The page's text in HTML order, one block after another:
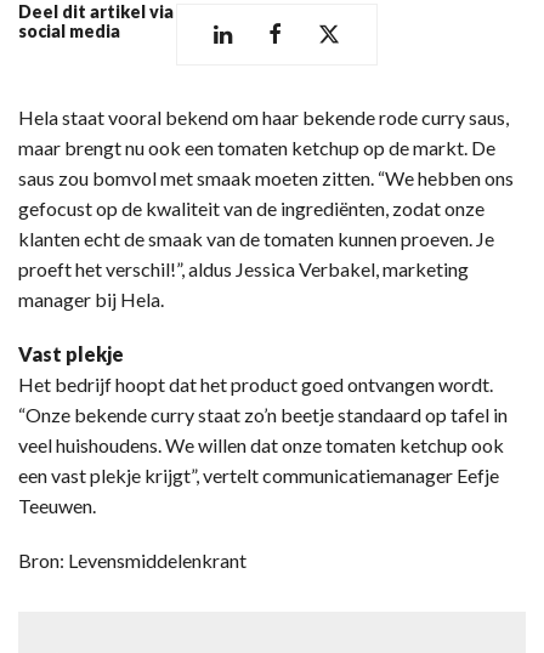
Deel dit artikel via
social media
Hela staat vooral bekend om haar bekende rode curry saus,
maar brengt nu ook een tomaten ketchup op de markt. De
saus zou bomvol met smaak moeten zitten. “We hebben ons
gefocust op de kwaliteit van de ingrediënten, zodat onze
klanten echt de smaak van de tomaten kunnen proeven. Je
proeft het verschil!”, aldus Jessica Verbakel, marketing
manager bij Hela.
Vast plekje
Het bedrijf hoopt dat het product goed ontvangen wordt.
“Onze bekende curry staat zo’n beetje standaard op tafel in
veel huishoudens. We willen dat onze tomaten ketchup ook
een vast plekje krijgt”, vertelt communicatiemanager Eefje
Teeuwen.
Bron: Levensmiddelenkrant